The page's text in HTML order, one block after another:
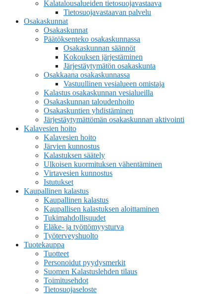
Kalatalousalueiden tietosuojavastaava
Tietosuojavastaavan palvelu
Osakaskunnat
Osakaskunnat
Päätöksenteko osakaskunnassa
Osakaskunnan säännöt
Kokouksen järjestäminen
Järjestäytymätön osakaskunta
Osakkaana osakaskunnassa
Vastuullinen vesialueen omistaja
Kalastus osakaskunnan vesialueilla
Osakaskunnan taloudenhoito
Osakaskuntien yhdistäminen
Järjestäytymättömän osakaskunnan aktivointi
Kalavesien hoito
Kalavesien hoito
Järvien kunnostus
Kalastuksen säätely
Ulkoisen kuormituksen vähentäminen
Virtavesien kunnostus
Istutukset
Kaupallinen kalastus
Kaupallinen kalastus
Kaupallisen kalastuksen aloittaminen
Tukimahdollisuudet
Eläke- ja työttömyysturva
Työterveyshuolto
Tuotekauppa
Tuotteet
Personoidut pyydysmerkit
Suomen Kalastuslehden tilaus
Toimitusehdot
Tietosuojaseloste